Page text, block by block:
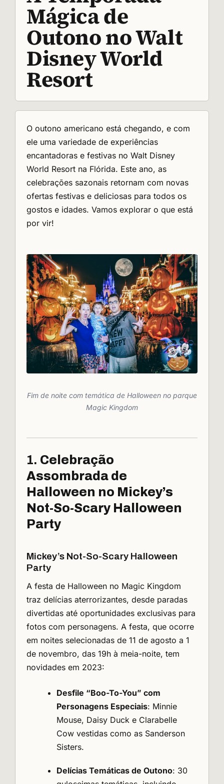
Mágica de
Outono no Walt
Disney World
Resort
O outono americano está chegando, e com
ele uma variedade de experiências
encantadoras e festivas no Walt Disney
World Resort na Flórida. Este ano, as
celebrações sazonais retornam com novas
ofertas festivas e deliciosas para todos os
gostos e idades. Vamos explorar o que está
por vir!
Fim de noite com temática de Halloween no parque
Magic Kingdom
1. Celebração
Assombrada de
Halloween no Mickey’s
Not-So-Scary Halloween
Party
Mickey’s Not-So-Scary Halloween
Party
A festa de Halloween no Magic Kingdom
traz delícias aterrorizantes, desde paradas
divertidas até oportunidades exclusivas para
fotos com personagens. A festa, que ocorre
em noites selecionadas de 11 de agosto a 1
de novembro, das 19h à meia-noite, tem
novidades em 2023:
Desfile “Boo-To-You” com
Personagens Especiais: Minnie
Mouse, Daisy Duck e Clarabelle
Cow vestidas como as Sanderson
Sisters.
Delícias Temáticas de Outono: 30